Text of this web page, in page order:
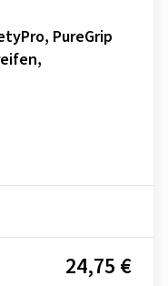
PureGrip
24,75 €